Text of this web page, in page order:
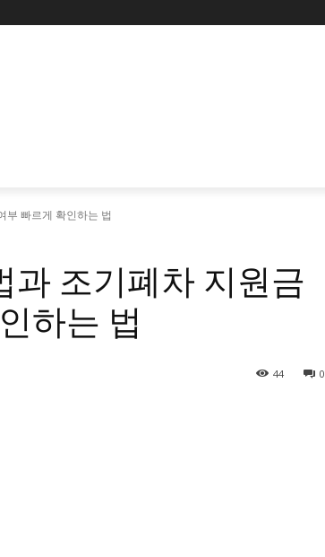
부 빠르게 확인하는 법
과 조기폐차 지원금
하는 법
0
44